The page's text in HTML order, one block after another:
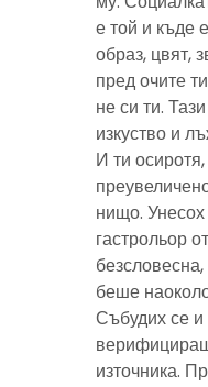
е той и къде
образ, цвят,
пред очите
не си ти.
изкуство и
И ти
нищо.
гастрольор
беше
Събудих се и
източника.